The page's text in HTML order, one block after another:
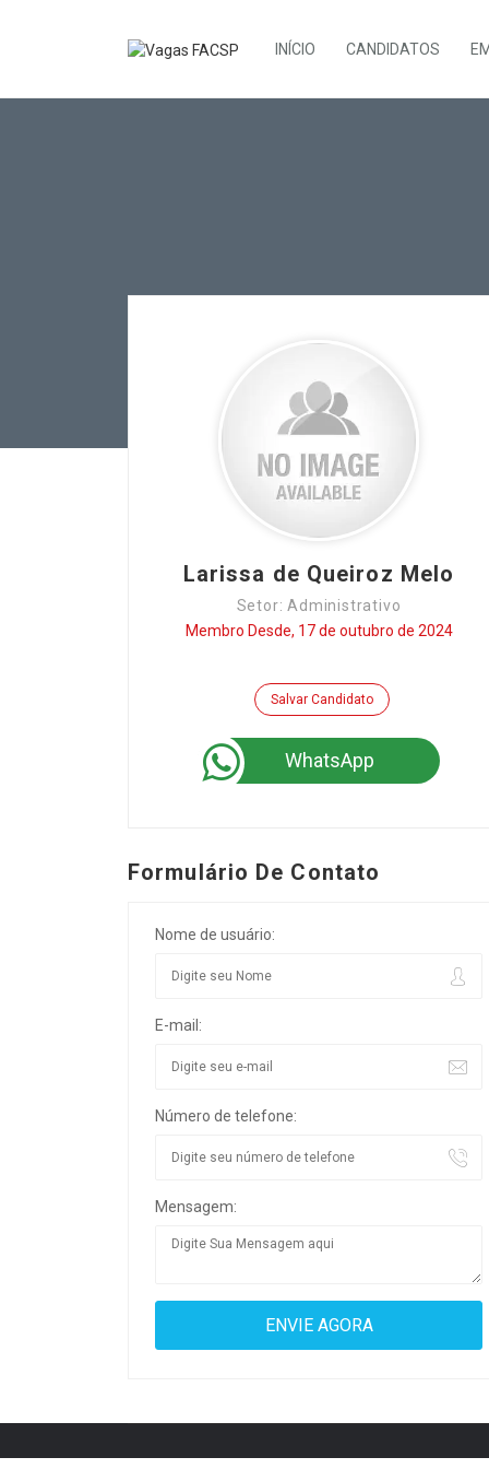
INÍCIO CANDIDATOS
Larissa de Queiroz Melo
Setor: Administrativo
Membro Desde, 17 de outubro de 2024
Salvar Candidato
WhatsApp
Formulário De Contato
Nome de usuário:
E-mail:
Número de telefone:
Mensagem: